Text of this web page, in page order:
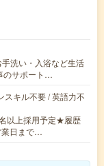
洗い・入浴など生活
のサポート…
スキル不要 / 英語力不
以上採用予定★履歴
業日まで…